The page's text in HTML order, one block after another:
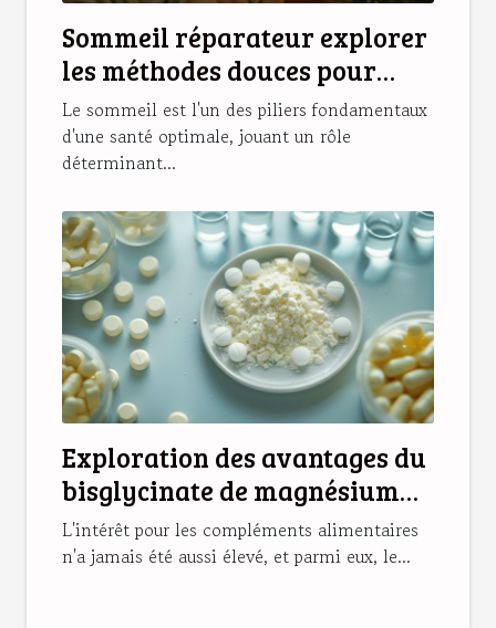
Sommeil réparateur explorer
les méthodes douces pour
améliorer ses nuits
Le sommeil est l'un des piliers fondamentaux
d'une santé optimale, jouant un rôle
déterminant...
Exploration des avantages du
bisglycinate de magnésium
pour la santé
L'intérêt pour les compléments alimentaires
n'a jamais été aussi élevé, et parmi eux, le...